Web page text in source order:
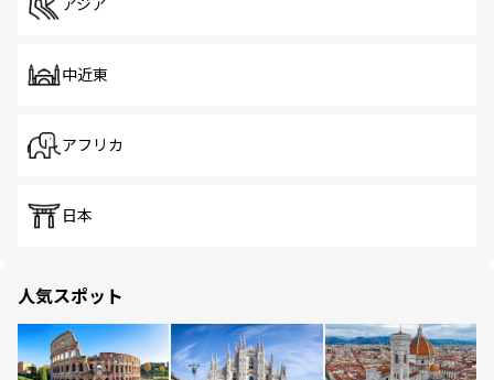
アジア
中近東
アフリカ
日本
人気スポット